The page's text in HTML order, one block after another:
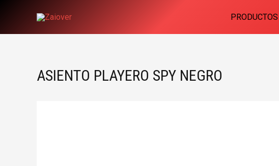
PRODUCTOS
ASIENTO PLAYERO SPY NEGRO